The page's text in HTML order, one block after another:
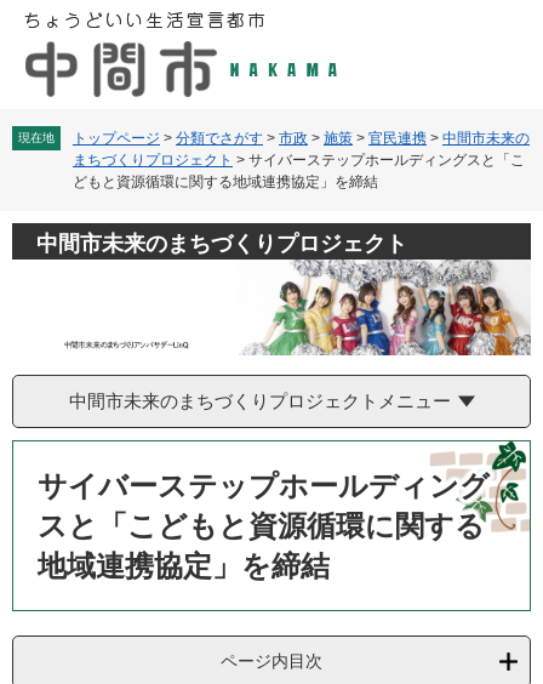
現在地 トップページ > 分類でさがす > 市政 > 施策 > 官民連携 > 中間市未来の
まちづくりプロジェクト > サイバーステップホールディングスと「こ
どもと資源循環に関する地域連携協定」を締結
中間市未来のまちづくりプロジェクト
中間市未来のまちづくりプロジェクトメニュー
サイバーステップホールディング
スと「こどもと資源循環に関する
地域連携協定」を締結
ページ内目次